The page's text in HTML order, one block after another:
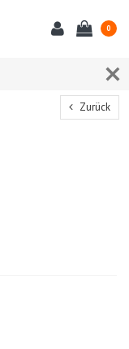
0
Zurück